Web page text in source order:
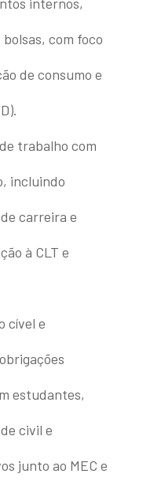
com foco
de consumo e
trabalho com
incluindo
carreira e
à CLT e
cível e
estudantes,
civil e
junto ao MEC e